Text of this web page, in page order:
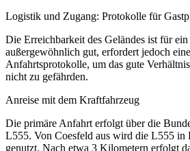
Logistik und Zugang: Protokolle für
Die Erreichbarkeit des Geländes ist für
außergewöhnlich gut, erfordert jedoch
Anfahrtsprotokolle, um das gute
nicht zu gefährden.
Anreise mit dem Kraftfahrzeug
Die primäre Anfahrt erfolgt über die
L555. Von Coesfeld aus wird die L555 in
genutzt. Nach etwa 3 Kilometern erfolgt